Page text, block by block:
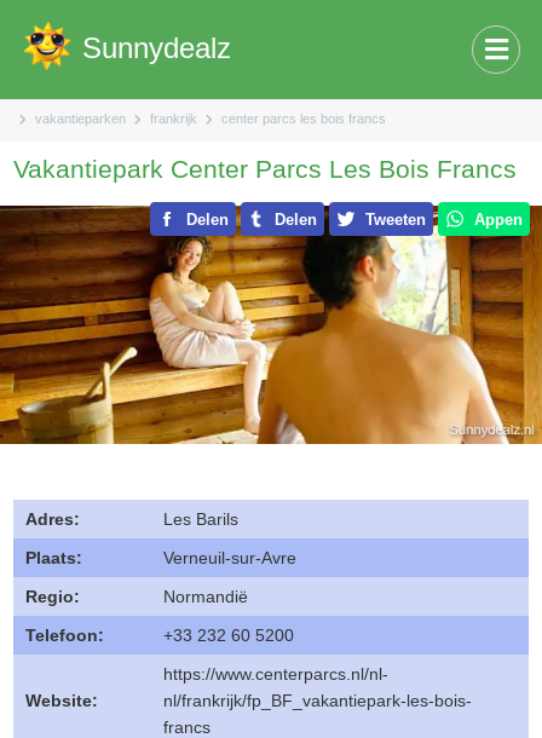
vakantieparken frankrijk center parcs les bois francs
Sunnydealz
Vakantiepark Center Parcs Les Bois Francs
Delen Delen Tweeten Appen
Adres:
Les Barils
Plaats:
Verneuil-sur-Avre
Regio:
Normandië
Telefoon:
+33 232 60 5200
Website:
https://www.centerparcs.nl/nl-
nl/frankrijk/fp_BF_vakantiepark-les-bois-
francs